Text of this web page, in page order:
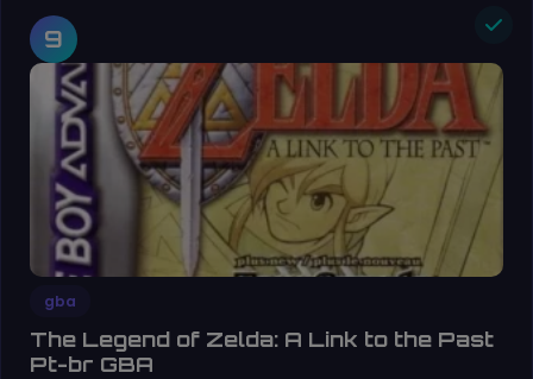
9
gba
The Legend of Zelda: A Link to the Past
Pt-br GBA